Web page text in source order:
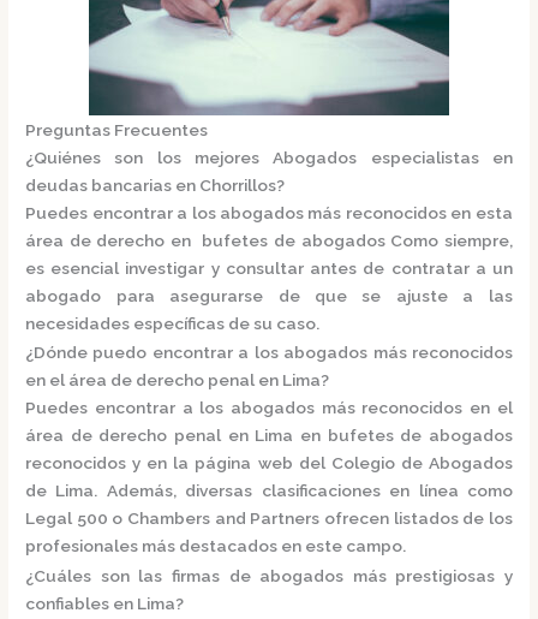
Preguntas Frecuentes
¿Quiénes son los mejores Abogados especialistas en
deudas bancarias en Chorrillos?
Puedes encontrar a los abogados más reconocidos en esta
área de derecho en bufetes de abogados Como siempre,
es esencial investigar y consultar antes de contratar a un
abogado para asegurarse de que se ajuste a las
necesidades específicas de su caso.
¿Dónde puedo encontrar a los abogados más reconocidos
en el área de derecho penal en Lima?
Puedes encontrar a los abogados más reconocidos en el
área de derecho penal en Lima en bufetes de abogados
reconocidos y en la página web del Colegio de Abogados
de Lima. Además, diversas clasificaciones en línea como
Legal 500 o Chambers and Partners ofrecen listados de los
profesionales más destacados en este campo.
¿Cuáles son las firmas de abogados más prestigiosas y
confiables en Lima?